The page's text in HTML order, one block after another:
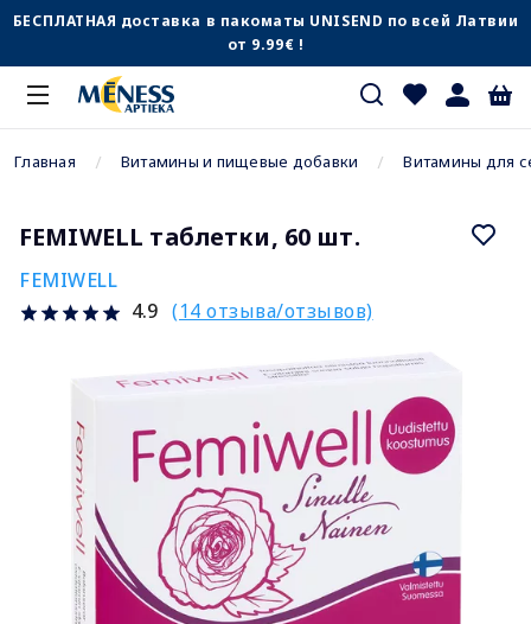
БЕСПЛАТНАЯ доставка в пакоматы UNISEND по всей Латвии
от 9.99€ !
Главная Витамины и пищевые добавки Витамины для
FEMIWELL таблетки, 60 шт.
FEMIWELL
4.9 (14 отзыва/отзывов)